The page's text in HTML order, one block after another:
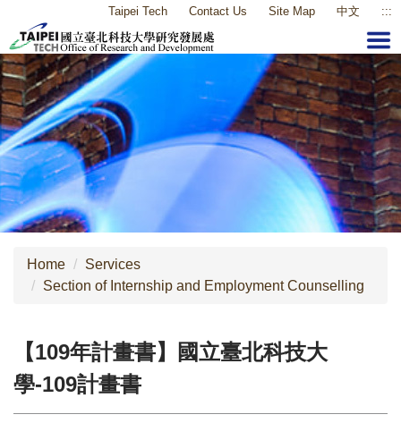
the
main
content
block
Taipei Tech Contact Us Site Map 中文 :::
Home
Services
Section of Internship and Employment Counselling
【109年計畫書】國立臺北科技大
學-109計畫書